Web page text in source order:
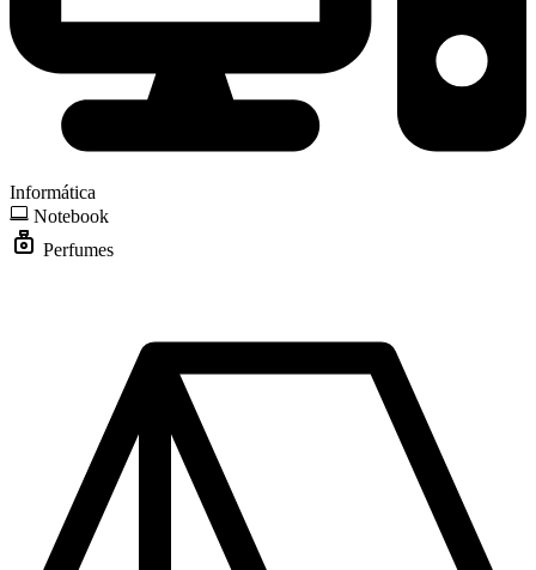
Informática
Notebook
Perfumes